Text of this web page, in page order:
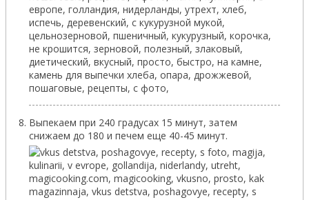
Выпекаем при 240 градусах 15 минут, затем
снижаем до 180 и печем еще 40-45 минут.